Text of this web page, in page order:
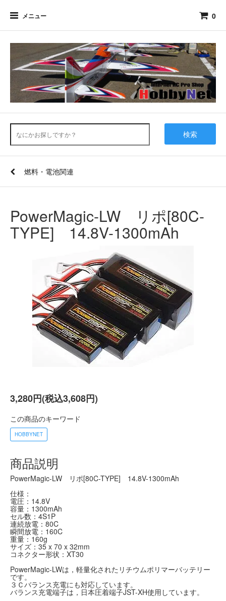
メニュー 0
検索
燃料・電池関連
PowerMagic-LW リポ[80C-
TYPE] 14.8V-1300mAh
3,280円(税込3,608円)
この商品のキーワード
HOBBYNET
商品説明
PowerMagic-LW リポ[80C-TYPE] 14.8V-1300mAh
仕様：
電圧：14.8V
容量：1300mAh
セル数：4S1P
連続放電：80C
瞬間放電：160C
重量：160g
サイズ：35 x 70 x 32mm
コネクター形状：XT30
PowerMagic-LWは，軽量化されたリチウムポリマーバッテリー
です。
３Ｃバランス充電にも対応しています。
バランス充電端子は，日本圧着端子JST-XH使用しています。